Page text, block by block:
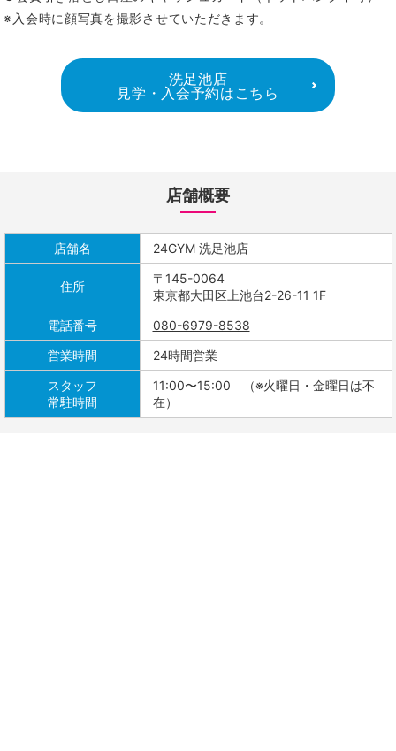
※入会時に顔写真を撮影させていただきます。
洗足池店
見学・入会予約はこちら
店舗概要
店舗名 24GYM 洗足池店
住所
〒145-0064
東京都大田区上池台2-26-11 1F
電話番号
080-6979-8538
営業時間
24時間営業
スタッフ
常駐時間
11:00〜15:00 （※火曜日・金曜日は不
在）